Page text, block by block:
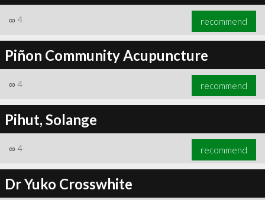
∞ 4 recommend
Piñon Community Acupuncture
∞ 4 recommend
Pihut, Solange
∞ 4 recommend
Dr Yuko Crosswhite